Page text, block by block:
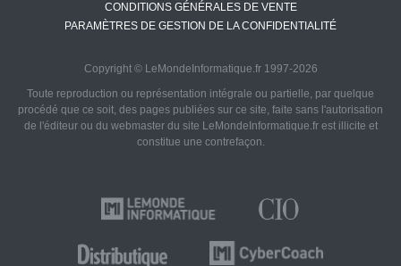
CONDITIONS GÉNÉRALES DE VENTE
PARAMÈTRES DE GESTION DE LA CONFIDENTIALITÉ
Copyright © LeMondeInformatique.fr 1997-2026
Toute reproduction ou représentation intégrale ou partielle, par quelque
procédé que ce soit, des pages publiées sur ce site, faite sans l'autorisation
de l'éditeur ou du webmaster du site LeMondeInformatique.fr est illicite et
constitue une contrefaçon.